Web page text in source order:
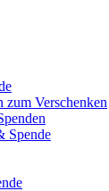
zum Verschenken
Spende